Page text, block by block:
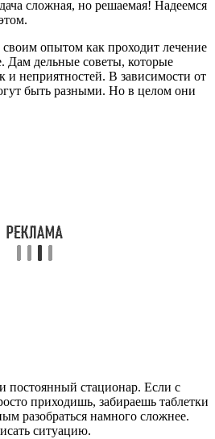
сложная, но решаемая! Надеемся
своим опытом как проходит лечение
Дам дельные советы, которые
и неприятностей. В зависимости от
быть разными. Но в целом они
постоянный стационар. Если с
приходишь, забираешь таблетки
разобраться намного сложнее.
ситуацию.